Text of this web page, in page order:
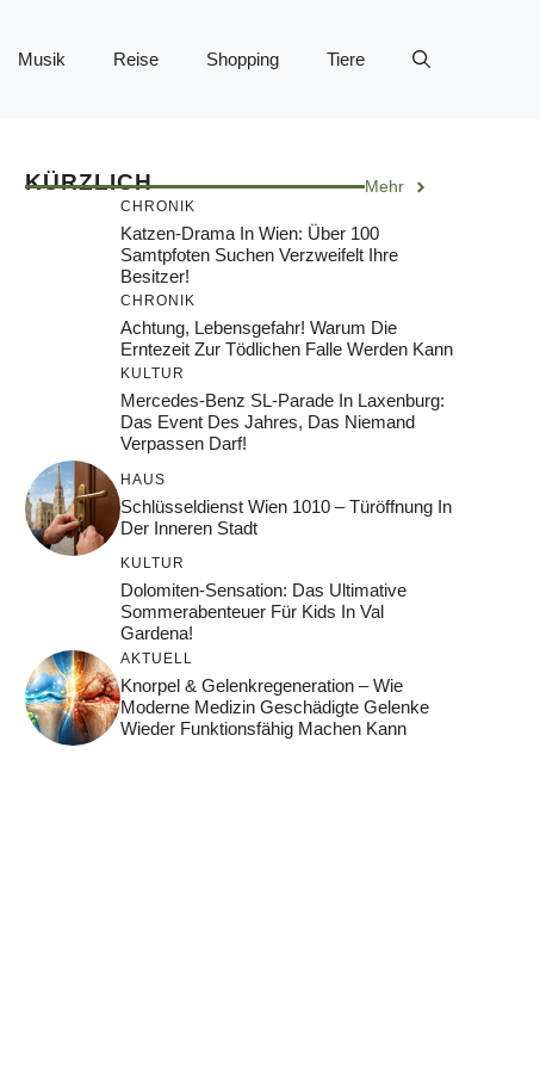
Musik Reise Shopping Tiere
KÜRZLICH Mehr
CHRONIK
Katzen-Drama In Wien: Über 100
Samtpfoten Suchen Verzweifelt Ihre
Besitzer!
CHRONIK
Achtung, Lebensgefahr! Warum Die
Erntezeit Zur Tödlichen Falle Werden Kann
KULTUR
Mercedes-Benz SL-Parade In Laxenburg:
Das Event Des Jahres, Das Niemand
Verpassen Darf!
HAUS
Schlüsseldienst Wien 1010 – Türöffnung In
Der Inneren Stadt
KULTUR
Dolomiten-Sensation: Das Ultimative
Sommerabenteuer Für Kids In Val
Gardena!
AKTUELL
Knorpel & Gelenkregeneration – Wie
Moderne Medizin Geschädigte Gelenke
Wieder Funktionsfähig Machen Kann